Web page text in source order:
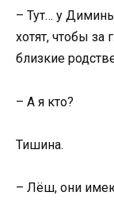
– Тут… у
хотят, чтобы
близкие
– А я кто?
Тишина.
– Лёш, они